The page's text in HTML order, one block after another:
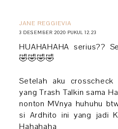
JANE REGGIEVIA
3 DESEMBER 2020 PUKUL 12.23
HUAHAHAHA serius??
🤣🤣🤣🤣
Setelah aku crosscheck
yang Trash Talkin sama
nonton MVnya huhuhu
si Ardhito ini yang jadi
Hahahaha